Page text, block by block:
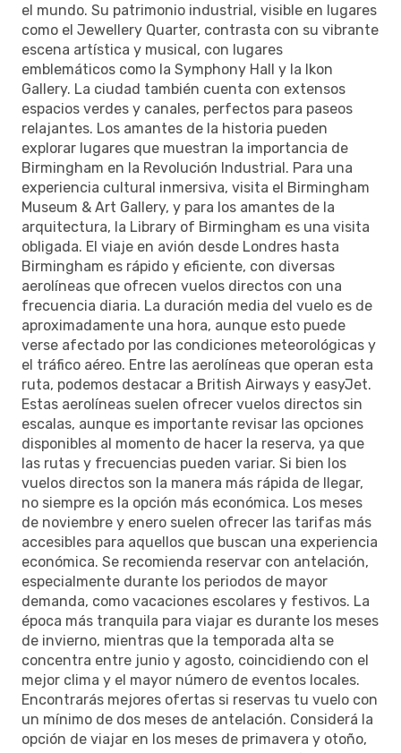
el mundo. Su patrimonio industrial, visible en lugares
como el Jewellery Quarter, contrasta con su vibrante
escena artística y musical, con lugares
emblemáticos como la Symphony Hall y la Ikon
Gallery. La ciudad también cuenta con extensos
espacios verdes y canales, perfectos para paseos
relajantes. Los amantes de la historia pueden
explorar lugares que muestran la importancia de
Birmingham en la Revolución Industrial. Para una
experiencia cultural inmersiva, visita el Birmingham
Museum & Art Gallery, y para los amantes de la
arquitectura, la Library of Birmingham es una visita
obligada. El viaje en avión desde Londres hasta
Birmingham es rápido y eficiente, con diversas
aerolíneas que ofrecen vuelos directos con una
frecuencia diaria. La duración media del vuelo es de
aproximadamente una hora, aunque esto puede
verse afectado por las condiciones meteorológicas y
el tráfico aéreo. Entre las aerolíneas que operan esta
ruta, podemos destacar a British Airways y easyJet.
Estas aerolíneas suelen ofrecer vuelos directos sin
escalas, aunque es importante revisar las opciones
disponibles al momento de hacer la reserva, ya que
las rutas y frecuencias pueden variar. Si bien los
vuelos directos son la manera más rápida de llegar,
no siempre es la opción más económica. Los meses
de noviembre y enero suelen ofrecer las tarifas más
accesibles para aquellos que buscan una experiencia
económica. Se recomienda reservar con antelación,
especialmente durante los periodos de mayor
demanda, como vacaciones escolares y festivos. La
época más tranquila para viajar es durante los meses
de invierno, mientras que la temporada alta se
concentra entre junio y agosto, coincidiendo con el
mejor clima y el mayor número de eventos locales.
Encontrarás mejores ofertas si reservas tu vuelo con
un mínimo de dos meses de antelación. Considerá la
opción de viajar en los meses de primavera y otoño,